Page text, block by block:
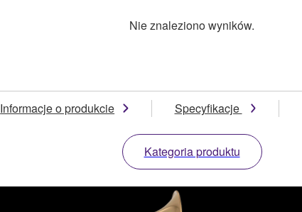
Nie znaleziono wyników.
Informacje o produkcie Specyfikacje
Kategoria produktu